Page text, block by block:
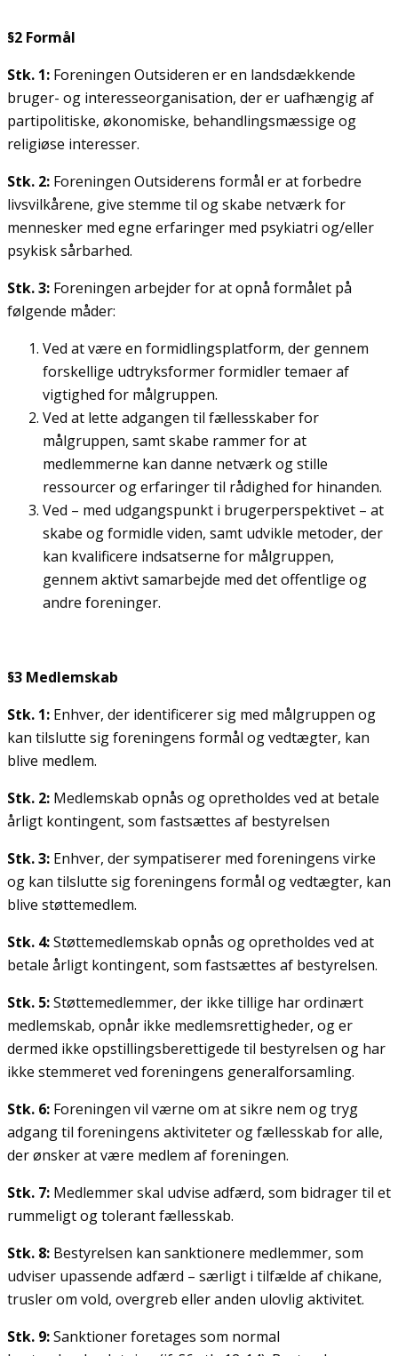
§2 Formål
Stk. 1: Foreningen Outsideren er en landsdækkende
bruger- og interesseorganisation, der er uafhængig af
partipolitiske, økonomiske, behandlingsmæssige og
religiøse interesser.
Stk. 2: Foreningen Outsiderens formål er at forbedre
livsvilkårene, give stemme til og skabe netværk for
mennesker med egne erfaringer med psykiatri og/eller
psykisk sårbarhed.
Stk. 3: Foreningen arbejder for at opnå formålet på
følgende måder:
Ved at være en formidlingsplatform, der gennem
forskellige udtryksformer formidler temaer af
vigtighed for målgruppen.
Ved at lette adgangen til fællesskaber for
målgruppen, samt skabe rammer for at
medlemmerne kan danne netværk og stille
ressourcer og erfaringer til rådighed for hinanden.
Ved – med udgangspunkt i brugerperspektivet – at
skabe og formidle viden, samt udvikle metoder, der
kan kvalificere indsatserne for målgruppen,
gennem aktivt samarbejde med det offentlige og
andre foreninger.
§3 Medlemskab
Stk. 1: Enhver, der identificerer sig med målgruppen og
kan tilslutte sig foreningens formål og vedtægter, kan
blive medlem.
Stk. 2: Medlemskab opnås og opretholdes ved at betale
årligt kontingent, som fastsættes af bestyrelsen
Stk. 3: Enhver, der sympatiserer med foreningens virke
og kan tilslutte sig foreningens formål og vedtægter, kan
blive støttemedlem.
Stk. 4:Støttemedlemskab opnås og opretholdes ved at
betale årligt kontingent, som fastsættes af bestyrelsen.
Stk. 5:Støttemedlemmer, der ikke tillige har ordinært
medlemskab, opnår ikke medlemsrettigheder, og er
dermed ikke opstillingsberettigede til bestyrelsen og har
ikke stemmeret ved foreningens generalforsamling.
Stk. 6: Foreningen vil værne om at sikre nem og tryg
adgang til foreningens aktiviteter og fællesskab for alle,
der ønsker at være medlem af foreningen.
Stk. 7: Medlemmer skal udvise adfærd, som bidrager til et
rummeligt og tolerant fællesskab.
Stk. 8: Bestyrelsen kan sanktionere medlemmer, som
udviser upassende adfærd – særligt i tilfælde af chikane,
trusler om vold, overgreb eller anden ulovlig aktivitet.
Stk. 9:Sanktioner foretages som normal